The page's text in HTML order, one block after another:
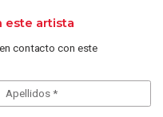
este artista
contacto con este